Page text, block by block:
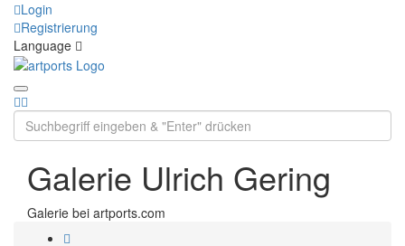
Login
Registrierung
Language
Galerie Ulrich Gering
Galerie bei artports.com